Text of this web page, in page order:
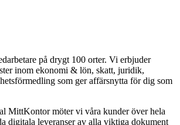
på drygt 100 orter. Vi erbjuder
inom ekonomi & lön, skatt, juridik,
som ger affärsnytta för dig som
MittKontor möter vi våra kunder över hela
digitala leveranser av alla viktiga dokument